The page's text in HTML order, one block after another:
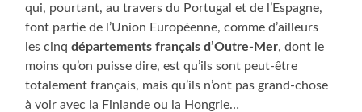
qui, pourtant, au travers du Portugal et de l’Espagne,
font partie de l’Union Européenne, comme d’ailleurs
les cinqdépartements français d’Outre-Mer, dont le
moins qu’on puisse dire, est qu’ils sont peut-être
totalement français, mais qu’ils n’ont pas grand-chose
à voir avec la Finlande ou la Hongrie…